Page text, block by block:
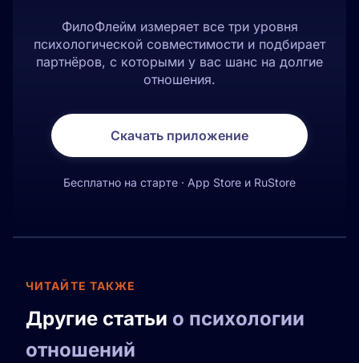
ФилоФлейм измеряет все три уровня
психологической совместимости и подбирает
партнёров, с которыми у вас шанс на долгие
отношения.
Скачать приложение
Бесплатно на старте · App Store и RuStore
ЧИТАЙТЕ ТАКЖЕ
Другие статьи о психологии
отношений